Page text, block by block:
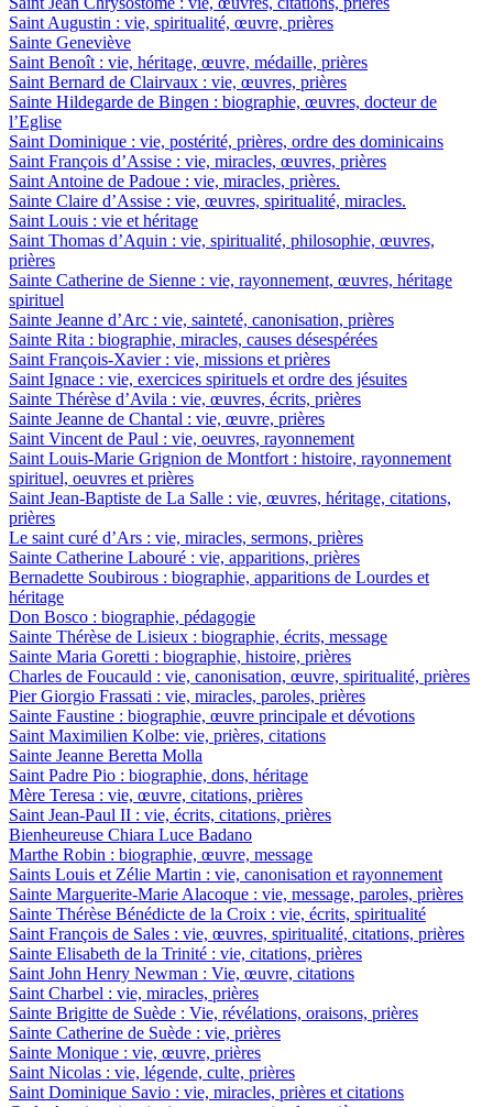
Saint Augustin : vie, spiritualité, œuvre, prières
Sainte Geneviève
Saint Benoît : vie, héritage, œuvre, médaille, prières
Saint Bernard de Clairvaux : vie, œuvres, prières
Sainte Hildegarde de Bingen : biographie, œuvres, docteur de
l’Eglise
Saint Dominique : vie, postérité, prières, ordre des dominicains
Saint François d’Assise : vie, miracles, œuvres, prières
Saint Antoine de Padoue : vie, miracles, prières.
Sainte Claire d’Assise : vie, œuvres, spiritualité, miracles.
Saint Louis : vie et héritage
Saint Thomas d’Aquin : vie, spiritualité, philosophie, œuvres,
prières
Sainte Catherine de Sienne : vie, rayonnement, œuvres, héritage
spirituel
Sainte Jeanne d’Arc : vie, sainteté, canonisation, prières
Sainte Rita : biographie, miracles, causes désespérées
Saint François-Xavier : vie, missions et prières
Saint Ignace : vie, exercices spirituels et ordre des jésuites
Sainte Thérèse d’Avila : vie, œuvres, écrits, prières
Sainte Jeanne de Chantal : vie, œuvre, prières
Saint Vincent de Paul : vie, oeuvres, rayonnement
Saint Louis-Marie Grignion de Montfort : histoire, rayonnement
spirituel, oeuvres et prières
Saint Jean-Baptiste de La Salle : vie, œuvres, héritage, citations,
prières
Le saint curé d’Ars : vie, miracles, sermons, prières
Sainte Catherine Labouré : vie, apparitions, prières
Bernadette Soubirous : biographie, apparitions de Lourdes et
héritage
Don Bosco : biographie, pédagogie
Sainte Thérèse de Lisieux : biographie, écrits, message
Sainte Maria Goretti : biographie, histoire, prières
Charles de Foucauld : vie, canonisation, œuvre, spiritualité, prières
Pier Giorgio Frassati : vie, miracles, paroles, prières
Sainte Faustine : biographie, œuvre principale et dévotions
Saint Maximilien Kolbe: vie, prières, citations
Sainte Jeanne Beretta Molla
Saint Padre Pio : biographie, dons, héritage
Mère Teresa : vie, œuvre, citations, prières
Saint Jean-Paul II : vie, écrits, citations, prières
Bienheureuse Chiara Luce Badano
Marthe Robin : biographie, œuvre, message
Saints Louis et Zélie Martin : vie, canonisation et rayonnement
Sainte Marguerite-Marie Alacoque : vie, message, paroles, prières
Sainte Thérèse Bénédicte de la Croix : vie, écrits, spiritualité
Saint François de Sales : vie, œuvres, spiritualité, citations, prières
Sainte Elisabeth de la Trinité : vie, citations, prières
Saint John Henry Newman : Vie, œuvre, citations
Saint Charbel : vie, miracles, prières
Sainte Brigitte de Suède : Vie, révélations, oraisons, prières
Sainte Catherine de Suède : vie, prières
Sainte Monique : vie, œuvre, prières
Saint Nicolas : vie, légende, culte, prières
Saint Dominique Savio : vie, miracles, prières et citations